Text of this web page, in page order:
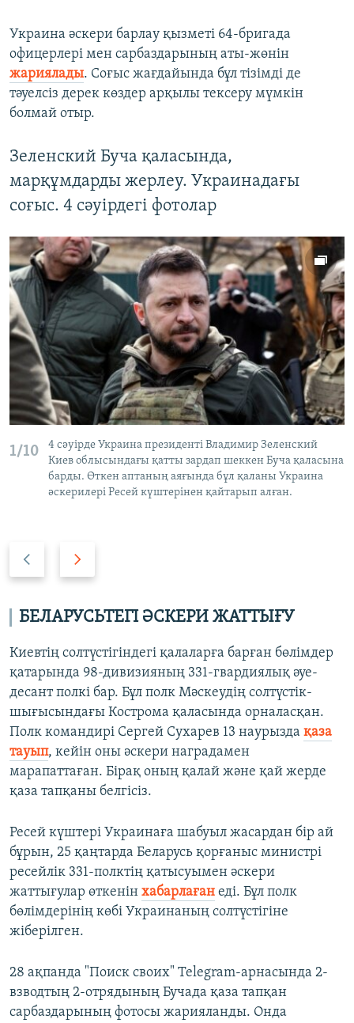
Украина әскери барлау қызметі 64-бригада
офицерлері мен сарбаздарының аты-жөнін
жариялады. Соғыс жағдайында бұл тізімді де
тәуелсіз дерек көздер арқылы тексеру мүмкін
болмай отыр.
Зеленский Буча қаласында,
марқұмдарды жерлеу. Украинадағы
соғыс. 4 сәуірдегі фотолар
1/10
4 сәуірде Украина президенті Владимир Зеленский
Киев облысындағы қатты зардап шеккен Буча қаласына
барды. Өткен аптаның аяғында бұл қаланы Украина
әскерилері Ресей күштерінен қайтарып алған.
v
i
o
u
s
s
l
i
d
e
t
l
i
d
e
БЕЛАРУСЬТЕГІ ӘСКЕРИ ЖАТТЫҒУ
Киевтің солтүстігіндегі қалаларға барған бөлімдер
қатарында 98-дивизияның 331-гвардиялық әуе-
десант полкі бар. Бұл полк Мәскеудің солтүстік-
шығысындағы Кострома қаласында орналасқан.
Полк командирі Сергей Сухарев 13 наурызда қаза
тауып, кейін оны әскери наградамен
марапаттаған. Бірақ оның қалай және қай жерде
қаза тапқаны белгісіз.
Ресей күштері Украинаға шабуыл жасардан бір ай
бұрын, 25 қаңтарда Беларусь қорғаныс министрі
ресейлік 331-полктің қатысуымен әскери
жаттығулар өткенін хабарлаған еді. Бұл полк
бөлімдерінің көбі Украинаның солтүстігіне
жіберілген.
28 ақпанда "Поиск своих" Telegram-арнасында 2-
взводтың 2-отрядының Бучада қаза тапқан
сарбаздарының фотосы жарияланды. Онда